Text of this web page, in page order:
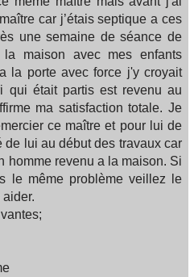
car j’étais septique a ces
une semaine de séance de
maison avec mes enfants
la porte avec force j'y croyait
qui était partis est revenu au
ma satisfaction totale. Je
ce maître et pour lui de
de lui au début des travaux car
homme revenu a la maison. Si
le même problème veillez le